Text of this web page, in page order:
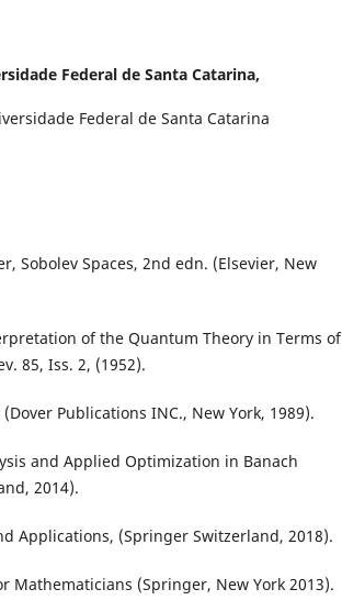
Federal de Santa Catarina,
Federal de Santa Catarina
Sobolev Spaces, 2nd edn. (Elsevier, New
of the Quantum Theory in Terms of
85, Iss. 2, (1952).
Publications INC., New York, 1989).
and Applied Optimization in Banach
2014).
Applications, (Springer Switzerland, 2018).
Mathematicians (Springer, New York 2013).